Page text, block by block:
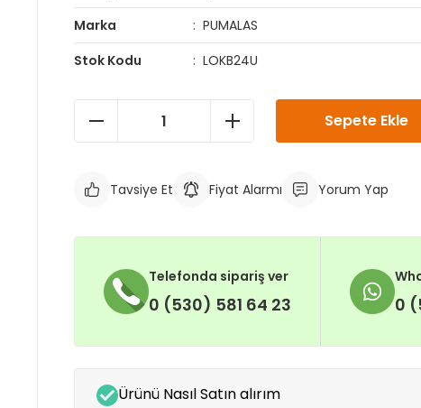
Marka
PUMALAS
Stok Kodu
LOKB24U
Sepete Ekle
Tavsiye Et Fiyat Alarmı Yorum Yap
Telefonda sipariş ver
0 (530) 581 64 23 0
Ürünü Nasıl Satın alırım